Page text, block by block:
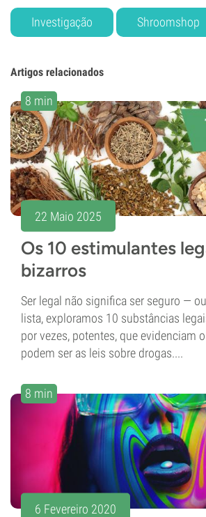
Investigação Shroomshop
Artigos relacionados
8 min
22 Maio 2025
Os 10 estimulantes
bizarros
Ser legal não significa ser seguro —
lista, exploramos 10 substâncias
por vezes, potentes, que evidenciam
podem ser as leis sobre drogas....
8 min
6 Fevereiro 2020